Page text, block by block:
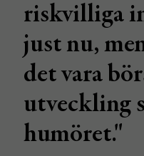
riskvilliga
just nu,
det vara
utveckling
humöret."